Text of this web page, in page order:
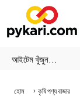
হোম কৃষি পণ্য বাজার